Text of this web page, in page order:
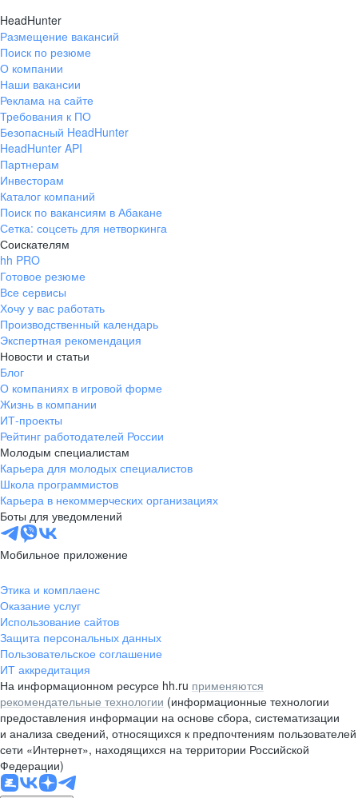
HeadHunter
Размещение вакансий
Поиск по резюме
О компании
Наши вакансии
Реклама на сайте
Требования к ПО
Безопасный HeadHunter
HeadHunter API
Партнерам
Инвесторам
Каталог компаний
Поиск по вакансиям в Абакане
Сетка: соцсеть для нетворкинга
Соискателям
hh PRO
Готовое резюме
Все сервисы
Хочу у вас работать
Производственный календарь
Экспертная рекомендация
Новости и статьи
Блог
О компаниях в игровой форме
Жизнь в компании
ИТ-проекты
Рейтинг работодателей России
Молодым специалистам
Карьера для молодых специалистов
Школа программистов
Карьера в некоммерческих организациях
Боты для уведомлений
Мобильное приложение
Этика и комплаенс
Оказание услуг
Использование сайтов
Защита персональных данных
Пользовательское соглашение
ИТ аккредитация
На информационном ресурсе hh.ru применяются
рекомендательные технологии (информационные технологии
предоставления информации на основе сбора, систематизации
и анализа сведений, относящихся к предпочтениям пользователей
сети «Интернет», находящихся на территории Российской
Федерации)